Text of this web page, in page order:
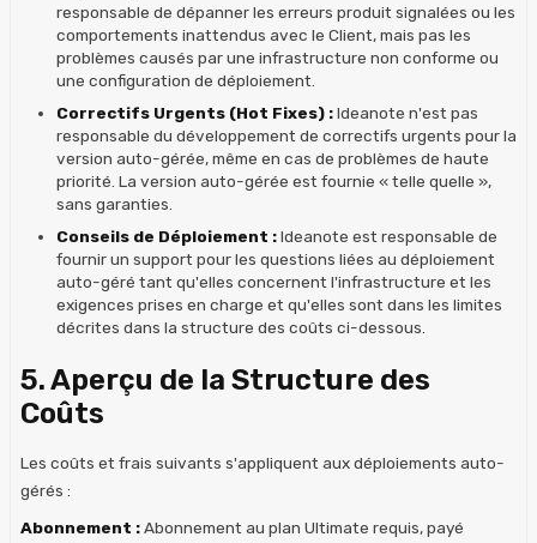
responsable de dépanner les erreurs produit signalées ou les
comportements inattendus avec le Client, mais pas les
problèmes causés par une infrastructure non conforme ou
une configuration de déploiement.
Correctifs Urgents (Hot Fixes) :Ideanote n'est pas
responsable du développement de correctifs urgents pour la
version auto-gérée, même en cas de problèmes de haute
priorité. La version auto-gérée est fournie « telle quelle »,
sans garanties.
Conseils de Déploiement :Ideanote est responsable de
fournir un support pour les questions liées au déploiement
auto-géré tant qu'elles concernent l'infrastructure et les
exigences prises en charge et qu'elles sont dans les limites
décrites dans la structure des coûts ci-dessous.
5. Aperçu de la Structure des
Coûts
Les coûts et frais suivants s'appliquent aux déploiements auto-
gérés :
Abonnement :Abonnement au plan Ultimate requis, payé